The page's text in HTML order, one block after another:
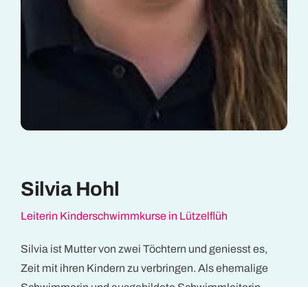
Silvia Hohl
Leiterin Kinderschwimmkurse in Lützelflüh
Silvia ist Mutter von zwei Töchtern und geniesst es,
Zeit mit ihren Kindern zu verbringen. Als ehemalige